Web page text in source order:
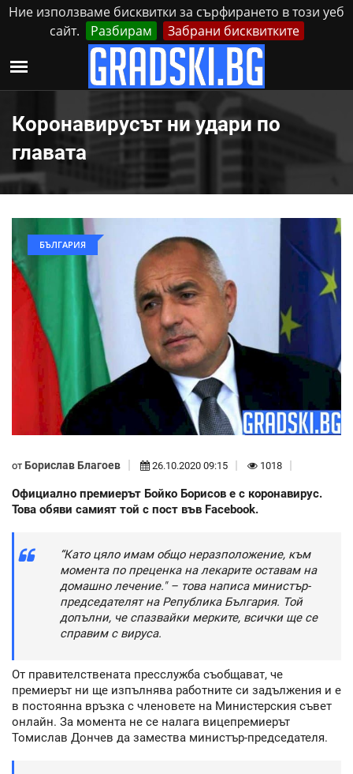
Ние използваме бисквитки за сърфирането в този уеб
сайт.
Разбирам Забрани бисквитките
Петък, 7 Август, 2026 Реклама Контакти
Коронавирусът ни удари по
главата
БЪЛГАРИЯ
от Борислав Благоев 26.10.2020 09:15 1018
Официално премиерът Бойко Борисов е с коронавирус.
Това обяви самият той с пост във Facebook.
“Като цяло имам общо неразположение, към
момента по преценка на лекарите оставам на
домашно лечение." – това написа министър-
председателят на Република България. Той
допълни, че спазвайки мерките, всички ще се
справим с вируса.
От правителствената пресслужба съобщават, че
премиерът ни ще изпълнява работните си задължения и е
в постоянна връзка с членовете на Министерския съвет
онлайн. За момента не се налага вицепремиерът
Томислав Дончев да замества министър-председателя.